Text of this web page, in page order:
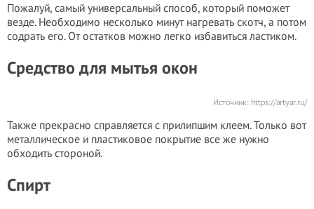
Пожалуй, самый универсальный способ, который поможет
везде. Необходимо несколько минут нагревать скотч, а потом
содрать его. От остатков можно легко избавиться ластиком.
Средство для мытья окон
Источник: https://artyar.ru/
Также прекрасно справляется с прилипшим клеем. Только вот
металлическое и пластиковое покрытие все же нужно
обходить стороной.
Спирт